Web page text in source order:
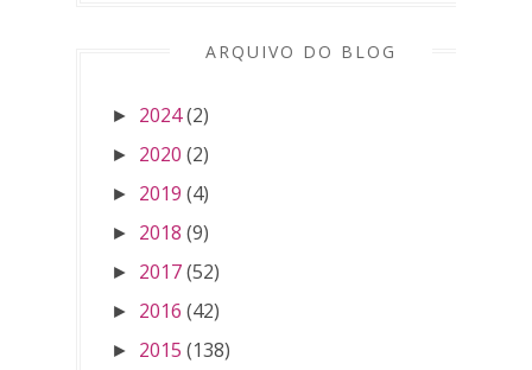
ARQUIVO DO BLOG
► 2024(2)
► 2020 (2)
► 2019 (4)
► 2018 (9)
► 2017(52)
► 2016 (42)
► 2015 (138)